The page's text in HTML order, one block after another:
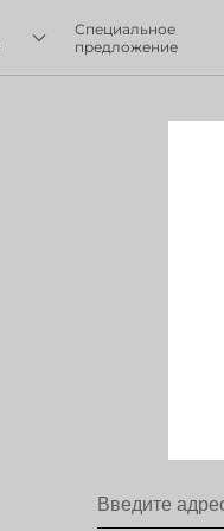
Специальное
предложение